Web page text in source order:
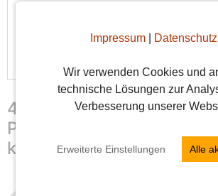
Impressum| Datenschutz
Wir verwenden Cookies und
technische Lösungen zur
Verbesserung unserer
Erweiterte Einstellungen Alle
Alle Beiträge ansehen
4 Kommentare zu „Das
Profilbild – mit diesen 5
klappt’s“